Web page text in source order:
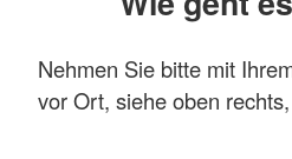
Nehmen Sie bitte mit
vor Ort, siehe oben